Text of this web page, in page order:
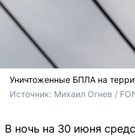
Уничтоженные БПЛА на
Источник: Михаил Огнев /
В ночь на 30 июня